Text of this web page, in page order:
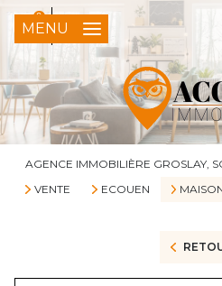
0
FR
MENU
AGENCE IMMOBILIÈRE GROSLAY,
VENTE
ECOUEN